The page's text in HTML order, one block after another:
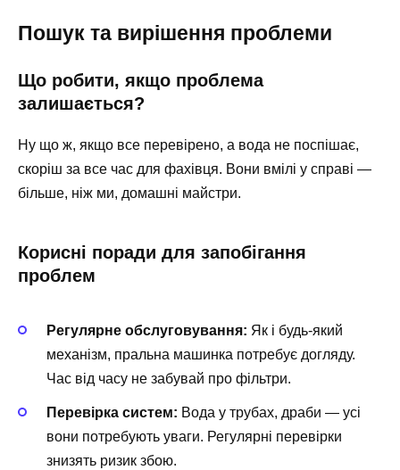
Пошук та вирішення проблеми
Що робити, якщо проблема
залишається?
Ну що ж, якщо все перевірено, а вода не поспішає,
скоріш за все час для фахівця. Вони вмілі у справі —
більше, ніж ми, домашні майстри.
Корисні поради для запобігання
проблем
Регулярне обслуговування: Як і будь-який
механізм, пральна машинка потребує догляду.
Час від часу не забувай про фільтри.
Перевірка систем: Вода у трубах, драби — усі
вони потребують уваги. Регулярні перевірки
знизять ризик збою.